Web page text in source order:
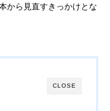
から見直すきっかけとな
CLOSE